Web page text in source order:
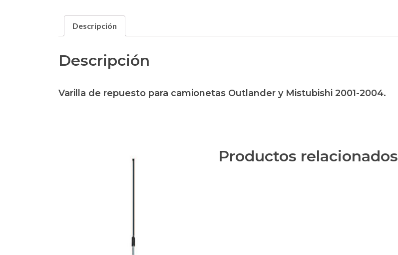
Descripción
Descripción
Varilla de repuesto para camionetas Outlander y Mistubishi 2001-2004.
Productos relacionados